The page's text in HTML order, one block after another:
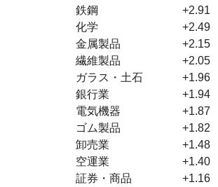
鉄鋼　　　　　　 　 +2.91
化学　　　　　　 　 +2.49
金属製品　　　　 　 +2.15
繊維製品　　　　 　 +2.05
ガラス・土石　　 　 +1.96
銀行業　　　　　 　 +1.94
電気機器　　　　 　 +1.87
ゴム製品　　　　 　 +1.82
卸売業　　　　　 　 +1.48
空運業　　　　　 　 +1.40
証券・商品　　　 　 +1.16